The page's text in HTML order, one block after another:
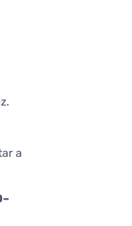
a